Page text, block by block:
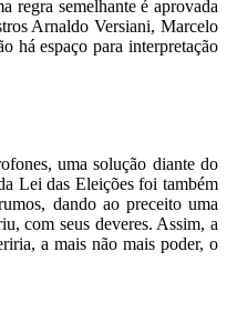
regra semelhante é aprovada
Arnaldo Versiani, Marcelo
há espaço para interpretação
uma solução diante do
Lei das Eleições foi também
dando ao preceito uma
com seus deveres. Assim, a
a mais não mais poder, o